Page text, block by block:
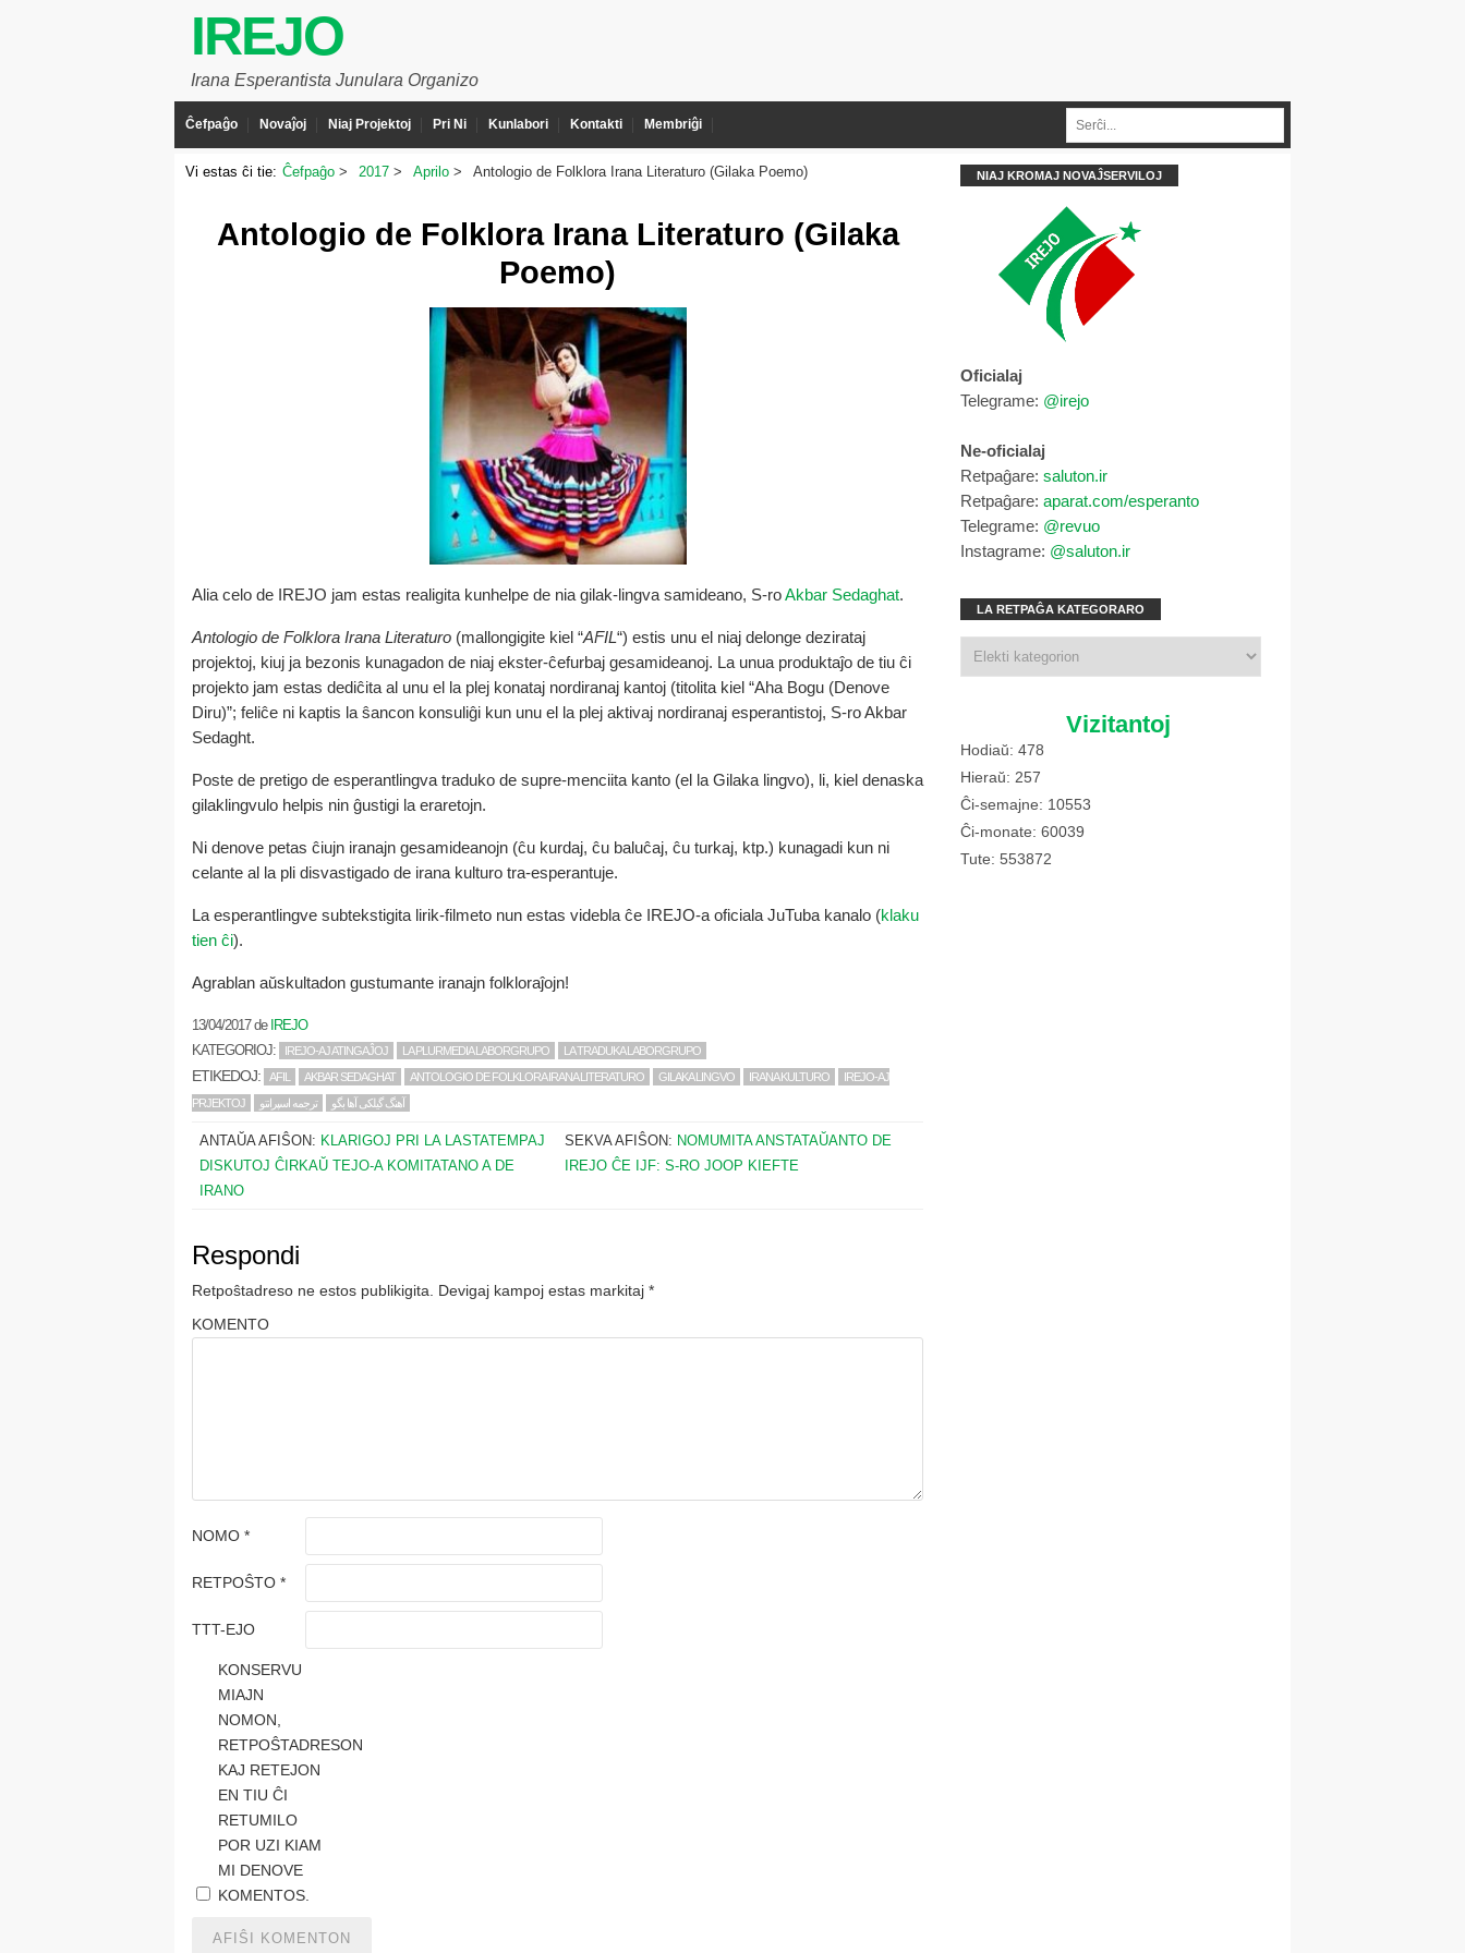
IREJO
Irana Esperantista Junulara Organizo
Ĉefpaĝo Novaĵoj Niaj Projektoj Pri Ni Kunlabori Kontakti Membriĝi
Vi estas ĉi tie: Ĉefpaĝo 2017 Aprilo Antologio de Folklora Irana Literaturo (Gilaka Poemo)
Antologio de Folklora Irana Literaturo (Gilaka
Poemo)
Alia celo de IREJO jam estas realigita kunhelpe de nia gilak-lingva samideano, S-roAkbar Sedaghat.
Antologio de Folklora Irana Literaturo (mallongigite kiel “AFIL“) estis unu el niaj delonge dezirataj
projektoj, kiuj ja bezonis kunagadon de niaj ekster-ĉefurbaj gesamideanoj. La unua produktaĵo de tiu ĉi
projekto jam estas dediĉita al unu el la plej konataj nordiranaj kantoj (titolita kiel “Aha Bogu (Denove
Diru)”; feliĉe ni kaptis la ŝancon konsuliĝi kun unu el la plej aktivaj nordiranaj esperantistoj, S-ro Akbar
Sedaght.
Poste de pretigo de esperantlingva traduko de supre-menciita kanto (el la Gilaka lingvo), li, kiel denaska
gilaklingvulo helpis nin ĝustigi la eraretojn.
Ni denove petas ĉiujn iranajn gesamideanojn (ĉu kurdaj, ĉu baluĉaj, ĉu turkaj, ktp.) kunagadi kun ni
celante al la pli disvastigado de irana kulturo tra-esperantuje.
La esperantlingve subtekstigita lirik-filmeto nun estas videbla ĉe IREJO-a oficiala JuTuba kanalo (klaku
tien ĉi).
Agrablan aŭskultadon gustumante iranajn folkloraĵojn!
13/04/2017de IREJO
KATEGORIOJ:
IREJO-AJ ATINGAĴOJ LA PLURMEDIA LABORGRUPO LA TRADUKA LABORGRUPO
ETIKEDOJ: AFIL AKBAR SEDAGHAT ANTOLOGIO DE FOLKLORA IRANA LITERATURO GILAKA LINGVO IRANA KULTURO
IREJO-AJ
PRJEKTOJ
آهنگ گیلکی آها بگو ترجمه اسپرانتو
ANTAŬA AFIŜON: KLARIGOJ PRI LA LASTATEMPAJ
DISKUTOJ ĈIRKAŬ TEJO-A KOMITATANO A DE
IRANO
SEKVA AFIŜON: NOMUMITA ANSTATAŬANTO DE
IREJO ĈE IJF: S-RO JOOP KIEFTE
Respondi
Retpoŝtadreso ne estos publikigita. Devigaj kampoj estas markitaj *
KOMENTO
NOMO *
RETPOŜTO *
TTT-EJO
KONSERVU
MIAJN
NOMON,
RETPOŜTADRESON
KAJ RETEJON
EN TIU ĈI
RETUMILO
POR UZI KIAM
MI DENOVE
KOMENTOS.
NIAJ KROMAJ NOVAĴSERVILOJ
Oficialaj
Telegrame: @irejo
Ne-oficialaj
Retpaĝare:saluton.ir
Retpaĝare:aparat.com/esperanto
Telegrame: @revuo
Instagrame: @saluton.ir
LA RETPAĜA KATEGORARO
Vizitantoj
Hodiaŭ: 478
Hieraŭ: 257
Ĉi-semajne: 10553
Ĉi-monate: 60039
Tute: 553872